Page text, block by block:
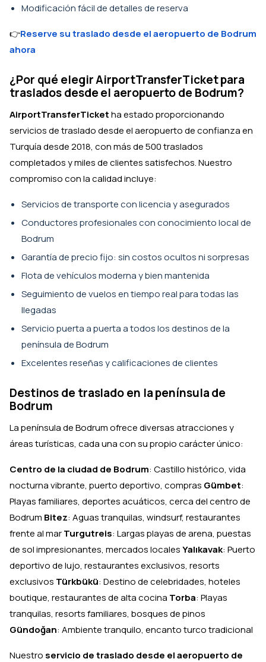
Modificación fácil de detalles de reserva
👉Reserve su traslado desde el aeropuerto de Bodrum
ahora
¿Por qué elegir AirportTransferTicket para
traslados desde el aeropuerto de Bodrum?
AirportTransferTicketha estado proporcionando
servicios de traslado desde el aeropuerto de confianza en
Turquía desde 2018, con más de 500 traslados
completados y miles de clientes satisfechos. Nuestro
compromiso con la calidad incluye:
Servicios de transporte con licencia y asegurados
Conductores profesionales con conocimiento local de
Bodrum
Garantía de precio fijo: sin costos ocultos ni sorpresas
Flota de vehículos moderna y bien mantenida
Seguimiento de vuelos en tiempo real para todas las
llegadas
Servicio puerta a puerta a todos los destinos de la
península de Bodrum
Excelentes reseñas y calificaciones de clientes
Destinos de traslado en la península de
Bodrum
La península de Bodrum ofrece diversas atracciones y
áreas turísticas, cada una con su propio carácter único:
Centro de la ciudad de Bodrum: Castillo histórico, vida
nocturna vibrante, puerto deportivo, compras Gümbet:
Playas familiares, deportes acuáticos, cerca del centro de
Bodrum Bitez: Aguas tranquilas, windsurf, restaurantes
frente al marTurgutreis: Largas playas de arena, puestas
de sol impresionantes, mercados localesYalıkavak: Puerto
deportivo de lujo, restaurantes exclusivos, resorts
exclusivos Türkbükü: Destino de celebridades, hoteles
boutique, restaurantes de alta cocina Torba: Playas
tranquilas, resorts familiares, bosques de pinos
Gündoğan: Ambiente tranquilo, encanto turco tradicional
Nuestro servicio de traslado desde el aeropuerto de